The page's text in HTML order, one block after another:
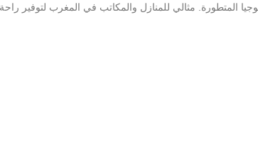
المتطورة. مثالي للمنازل والمكاتب في المغرب لتوفير